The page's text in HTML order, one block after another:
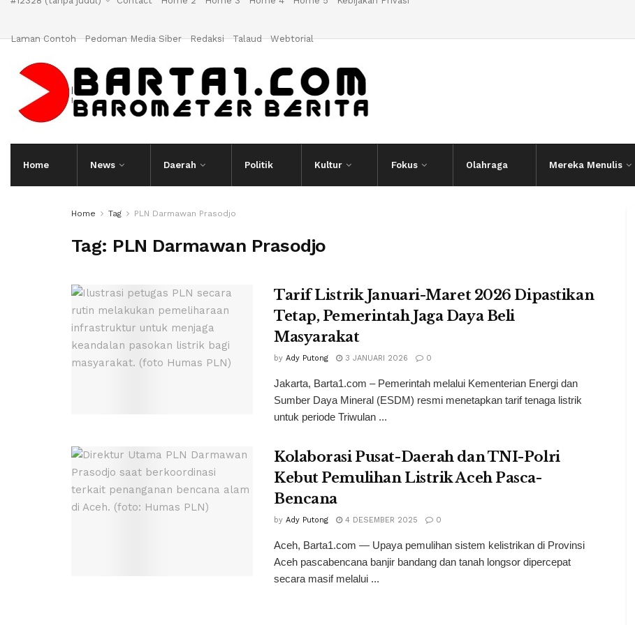
Laman Contoh Pedoman Media Siber Redaksi Talaud Webtorial
Home News Daerah Politik Kultur Fokus Olahraga Mereka Menulis
Home Tag PLN Darmawan Prasodjo
Tag: PLN Darmawan Prasodjo
Tarif Listrik Januari-Maret 2026 Dipastikan
Tetap, Pemerintah Jaga Daya Beli
Masyarakat
by Ady Putong 3 JANUARI 2026 0
Jakarta, Barta1.com – Pemerintah melalui Kementerian Energi dan
Sumber Daya Mineral (ESDM) resmi menetapkan tarif tenaga listrik
untuk periode Triwulan ...
Kolaborasi Pusat-Daerah dan TNI-Polri
Kebut Pemulihan Listrik Aceh Pasca-
Bencana
by Ady Putong 4 DESEMBER 2025 0
Aceh, Barta1.com — Upaya pemulihan sistem kelistrikan di Provinsi
Aceh pascabencana banjir bandang dan tanah longsor dipercepat
secara masif melalui ...